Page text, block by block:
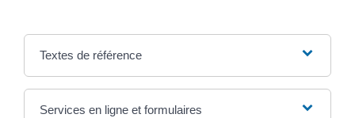
Textes de référence
Services en ligne et formulaires